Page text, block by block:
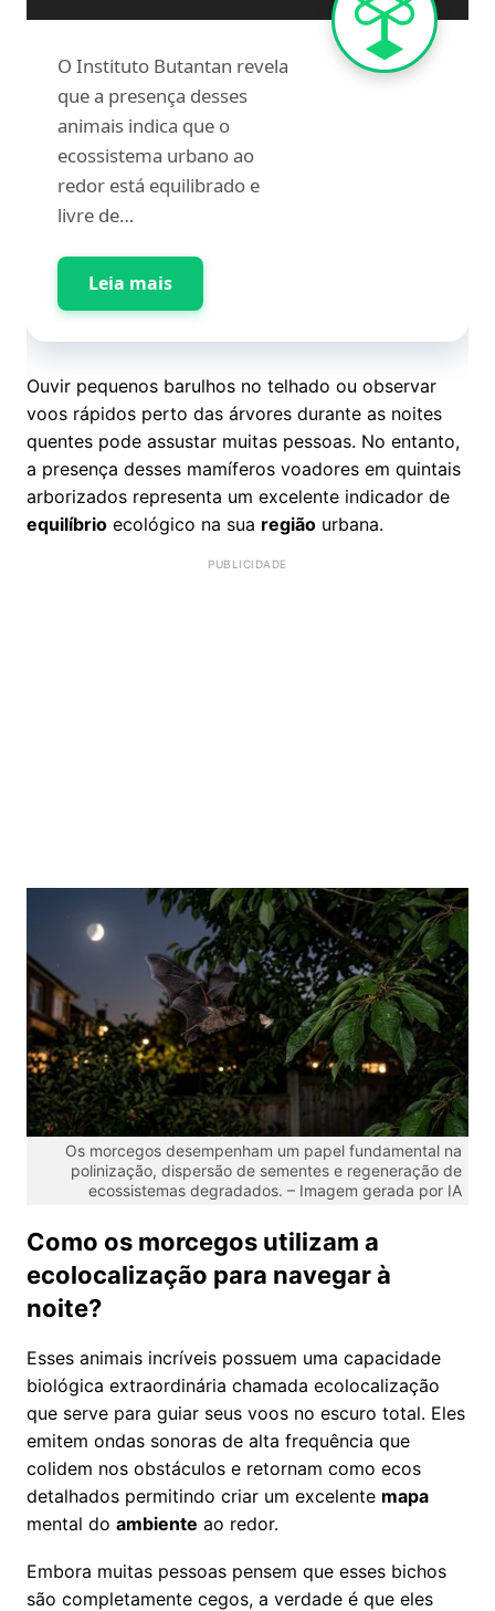
O Instituto Butantan revela
que a presença desses
animais indica que o
ecossistema urbano ao
redor está equilibrado e
livre de…
Leia mais
Ouvir pequenos barulhos no telhado ou observar
voos rápidos perto das árvores durante as noites
quentes pode assustar muitas pessoas. No entanto,
a presença desses mamíferos voadores em quintais
arborizados representa um excelente indicador de
equilíbrio ecológico na sua região urbana.
Os morcegos desempenham um papel fundamental na
polinização, dispersão de sementes e regeneração de
ecossistemas degradados. – Imagem gerada por IA
Como os morcegos utilizam a
ecolocalização para navegar à
noite?
Esses animais incríveis possuem uma capacidade
biológica extraordinária chamada ecolocalização
que serve para guiar seus voos no escuro total. Eles
emitem ondas sonoras de alta frequência que
colidem nos obstáculos e retornam como ecos
detalhados permitindo criar um excelente mapa
mental do ambiente ao redor.
Embora muitas pessoas pensem que esses bichos
são completamente cegos, a verdade é que eles